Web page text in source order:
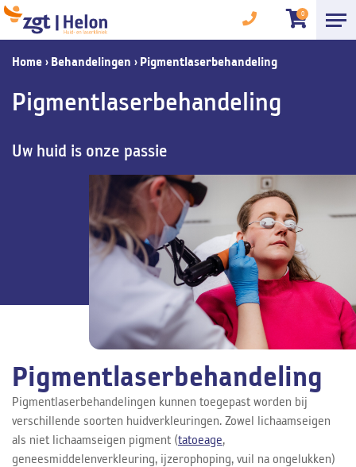
0
Home › Behandelingen › Pigmentlaserbehandeling
Pigmentlaserbehandeling
Uw huid is onze passie
Pigmentlaserbehandeling
Pigmentlaserbehandelingen kunnen toegepast worden bij
verschillende soorten huidverkleuringen. Zowel lichaamseigen
als niet lichaamseigen pigment (tatoeage,
geneesmiddelenverkleuring, ijzerophoping, vuil na ongelukken)